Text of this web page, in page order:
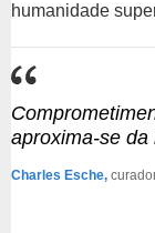
humanidade
aproxima-se da
Charles Esche,